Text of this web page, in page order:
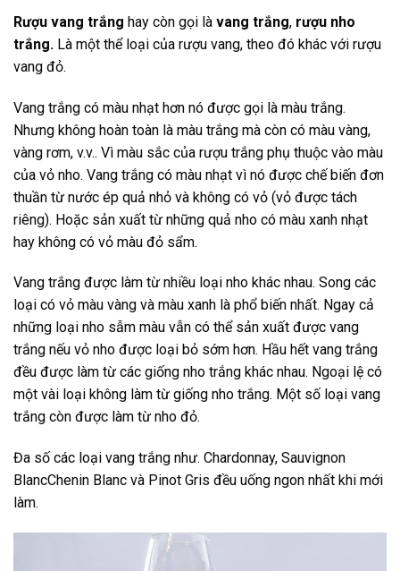
Rượu vang trắng hay còn gọi là vang trắng, rượu nho
trắng. Là một thể loại của rượu vang, theo đó khác với rượu
vang đỏ.
Vang trắng có màu nhạt hơn nó được gọi là màu trắng.
Nhưng không hoàn toàn là màu trắng mà còn có màu vàng,
vàng rơm, v.v.. Vì màu sắc của rượu trắng phụ thuộc vào màu
của vỏ nho. Vang trắng có màu nhạt vì nó được chế biến đơn
thuần từ nước ép quả nhỏ và không có vỏ (vỏ được tách
riêng). Hoặc sản xuất từ những quả nho có màu xanh nhạt
hay không có vỏ màu đỏ sẩm.
Vang trắng được làm từ nhiều loại nho khác nhau. Song các
loại có vỏ màu vàng và màu xanh là phổ biến nhất. Ngay cả
những loại nho sẫm màu vẫn có thể sản xuất được vang
trắng nếu vỏ nho được loại bỏ sớm hơn. Hầu hết vang trắng
đều được làm từ các giống nho trắng khác nhau. Ngoại lệ có
một vài loại không làm từ giống nho trắng. Một số loại vang
trắng còn được làm từ nho đỏ.
Đa số các loại vang trắng như. Chardonnay, Sauvignon
BlancChenin Blanc và Pinot Gris đều uống ngon nhất khi mới
làm.